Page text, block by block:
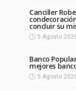
Canciller
concluir su
5 Agosto
Banco
mejores
5 Agosto